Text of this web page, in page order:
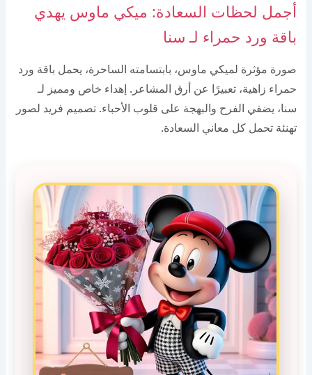
أجمل لحظات السعادة: ميكي ماوس يهدي
باقة ورد حمراء لـ سنا
صورة مؤثرة لميكي ماوس، بابتسامته الساحرة، يحمل باقة ورد
حمراء زاهية، تعبيرًا عن أرق المشاعر. إهداء خاص ومميز لـ
سنا، يضفي الفرح والبهجة على قلوب الأحباء. تصميم فريد لصور
تهنئة تحمل كل معاني السعادة.